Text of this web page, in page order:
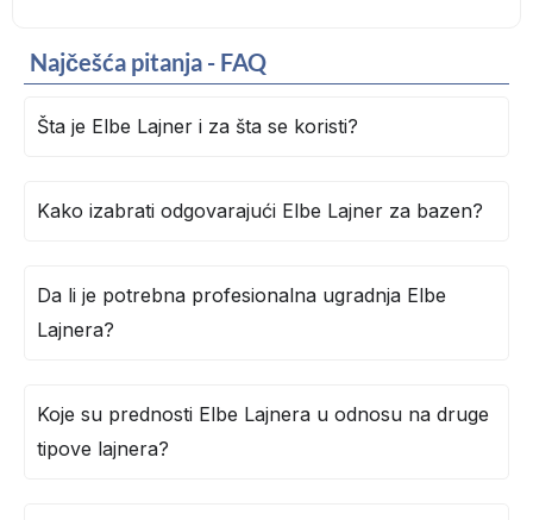
Najčešća pitanja - FAQ
Šta je Elbe Lajner i za šta se koristi?
Kako izabrati odgovarajući Elbe Lajner za bazen?
Da li je potrebna profesionalna ugradnja Elbe
Lajnera?
Koje su prednosti Elbe Lajnera u odnosu na druge
tipove lajnera?